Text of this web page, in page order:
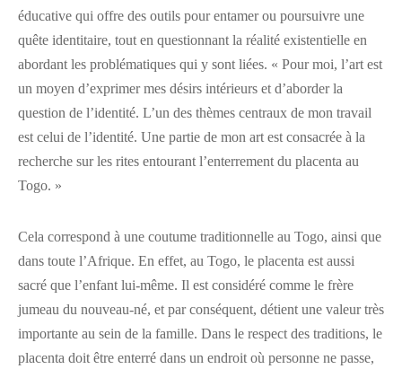
éducative qui offre des outils pour entamer ou poursuivre une
quête identitaire, tout en questionnant la réalité existentielle en
abordant les problématiques qui y sont liées. « Pour moi, l’art est
un moyen d’exprimer mes désirs intérieurs et d’aborder la
question de l’identité. L’un des thèmes centraux de mon travail
est celui de l’identité. Une partie de mon art est consacrée à la
recherche sur les rites entourant l’enterrement du placenta au
Togo. »
Cela correspond à une coutume traditionnelle au Togo, ainsi que
dans toute l’Afrique. En effet, au Togo, le placenta est aussi
sacré que l’enfant lui-même. Il est considéré comme le frère
jumeau du nouveau-né, et par conséquent, détient une valeur très
importante au sein de la famille. Dans le respect des traditions, le
placenta doit être enterré dans un endroit où personne ne passe,